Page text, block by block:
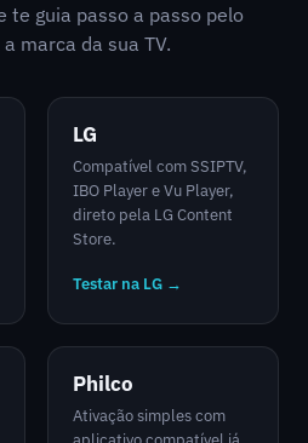
te guia passo a passo pelo
marca da sua TV.
LG
Compatível com SSIPTV,
IBO Player e Vu Player,
direto pela LG Content
Store.
Testar na LG →
Philco
Ativação simples com